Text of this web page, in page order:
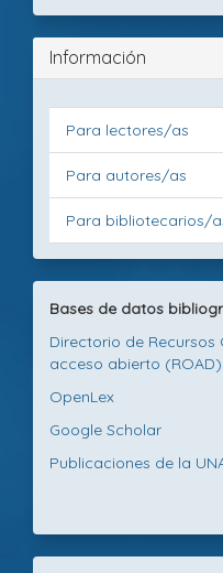
Información
Para lectores/as
Para autores/as
Para bibliotecarios/
Bases de datos
Directorio de Recursos
acceso abierto (ROAD)
OpenLex
Google Scholar
Publicaciones de la